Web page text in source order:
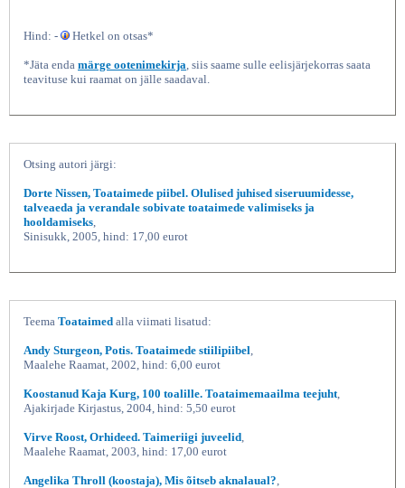
Hind: - Hetkel on otsas*
*Jäta enda märge ootenimekirja, siis saame sulle eelisjärjekorras saata
teavituse kui raamat on jälle saadaval.
Otsing autori järgi:
Dorte Nissen, Toataimede piibel. Olulised juhised siseruumidesse,
talveaeda ja verandale sobivate toataimede valimiseks ja
hooldamiseks,
Sinisukk, 2005, hind: 17,00 eurot
Teema Toataimed alla viimati lisatud:
Andy Sturgeon, Potis. Toataimede stiilipiibel,
Maalehe Raamat, 2002, hind: 6,00 eurot
Koostanud Kaja Kurg, 100 toalille. Toataimemaailma teejuht,
Ajakirjade Kirjastus, 2004, hind: 5,50 eurot
Virve Roost, Orhideed. Taimeriigi juveelid,
Maalehe Raamat, 2003, hind: 17,00 eurot
Angelika Throll (koostaja), Mis õitseb aknalaual?,